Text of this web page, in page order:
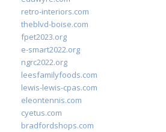
retro-interiors.com
theblvd-boise.com
fpet2023.org
e-smart2022.org
ngrc2022.org
leesfamilyfoods.com
lewis-lewis-cpas.com
eleontennis.com
cyetus.com
bradfordshops.com